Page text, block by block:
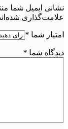
نشانی ایمیل شما
علامت‌گذاری
امتیاز شما *
دیدگاه شما *